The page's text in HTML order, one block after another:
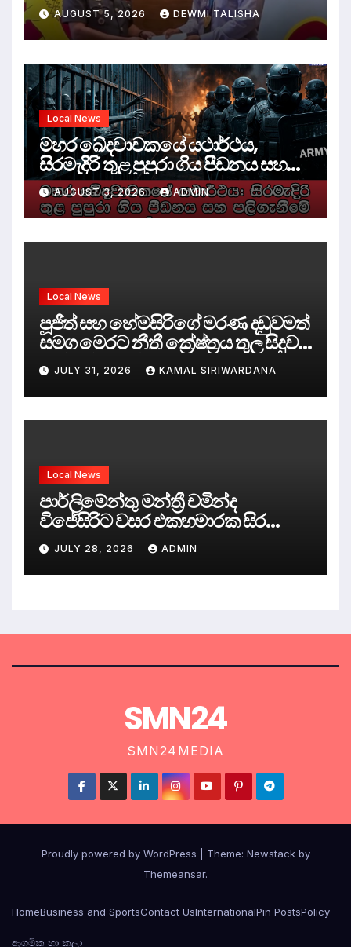
AUGUST 5, 2026 DEWMI TALISHA
Local News
මහර ඛේදවාචකයේ යථාර්ථය,
සිරමැදිරි තුළ පුපුරා ගිය පීඩනය සහ
පලිගැනීමේ දේශපාලනය
AUGUST 3, 2026 ADMIN
Local News
පූජිත් සහ හේමසිරිගේ මරණ දඩුවමත්
සමග මෙරට නීතී ක්‍රේෂ්ත්‍රය තුල සිදුව
ඇත්තේ කුමක්ද ?
JULY 31, 2026 KAMAL SIRIWARDANA
Local News
පාර්ලිමේන්තු මන්ත්‍රී චමින්ද
විජේසිරිට වසර එකහමාරක සිර
දඬුවම්.
JULY 28, 2026 ADMIN
SMN24
SMN24MEDIA
Proudly powered by WordPress Theme: Newstackby
Themeansar.
HomeBusiness and SportsContact UsInternationalPin PostsPolicy
ආගමික හා කලා